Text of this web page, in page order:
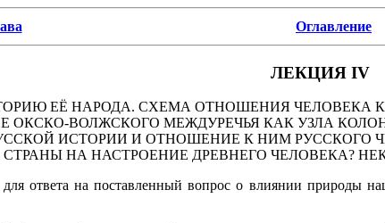
Оглавление
ЛЕКЦИЯ IV
ЕЁ НАРОДА. СХЕМА ОТНОШЕНИЯ ЧЕЛОВЕКА
ОКСКО-ВОЛЖСКОГО МЕЖДУРЕЧЬЯ КАК УЗЛА
ИСТОРИИ И ОТНОШЕНИЕ К НИМ
НА НАСТРОЕНИЕ ДРЕВНЕГО ЧЕЛОВЕКА?
ответа на поставленный вопрос о влиянии природы